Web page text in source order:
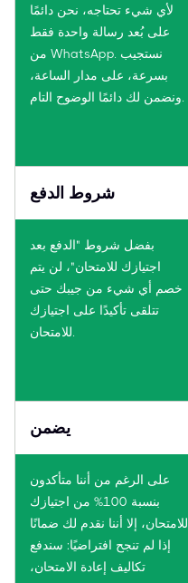
لأي شيء تحتاجه، نحن دائمًا
على بُعد رسالة واحدة فقط
من WhatsApp. نستجيب
بسرعة، على مدار الساعة،
شروط الدفع
بفضل شروط "الدفع بعد
اجتيازك للامتحان"، لن يتم
خصم أي شيء من جيبك حتى
تتلقى تأكيدًا على اجتيازك
يضمن
على الرغم من أننا متأكدون
بنسبة 100% من اجتيازك
للامتحان، إلا أننا نقدم لك ضمانًا
إذا لم تنجح افتراضيًا: سندفع
تكاليف إعادة الامتحان،